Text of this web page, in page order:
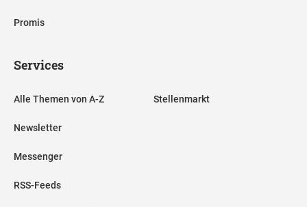
Promis
Services
Alle Themen von A-Z
Newsletter
Messenger
RSS-Feeds
Stellenmarkt